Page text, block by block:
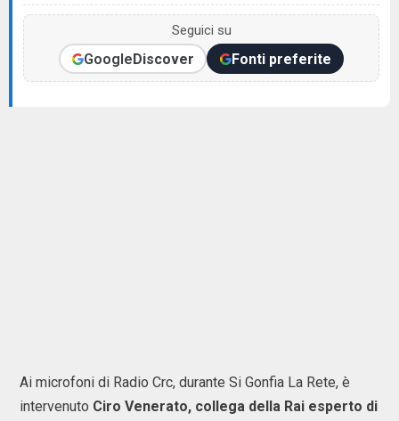
Seguici su
GoogleDiscover Fonti preferite
Ai microfoni di Radio Crc, durante Si Gonfia La Rete, è
intervenuto Ciro Venerato, collega della Rai esperto di